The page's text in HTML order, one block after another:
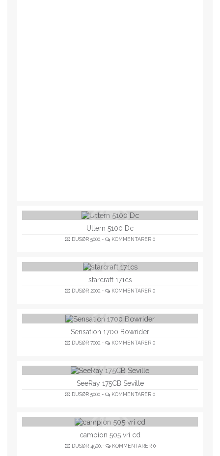
Uttern 5100 Dc
DUSØR 5000,- KOMMENTARER 0
starcraft 171cs
DUSØR 2000,- KOMMENTARER 0
Sensation 1700 Bowrider
DUSØR 7000,- KOMMENTARER 0
SeeRay 175CB Seville
DUSØR 5000,- KOMMENTARER 0
campion 505 vri cd
DUSØR 4500,- KOMMENTARER 0